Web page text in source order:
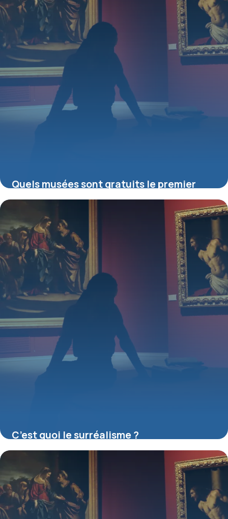
Quels musées sont gratuits le premier
dimanche du mois ?
16 juillet 2026
C’est quoi le surréalisme ?
16 juillet 2026